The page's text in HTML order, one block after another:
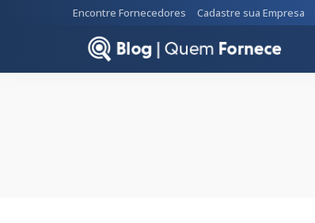
Encontre Fornecedores Cadastre sua Empresa